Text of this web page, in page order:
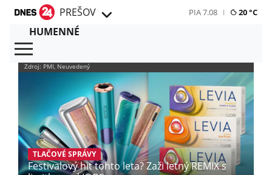
PREŠOV PIA 7.08 20 °C
HUMENNÉ
Zdroj: PMI, Neuvedený
TLAČOVÉ SPRÁVY
Festivalový hit tohto leta? Zaži letný REMIX s